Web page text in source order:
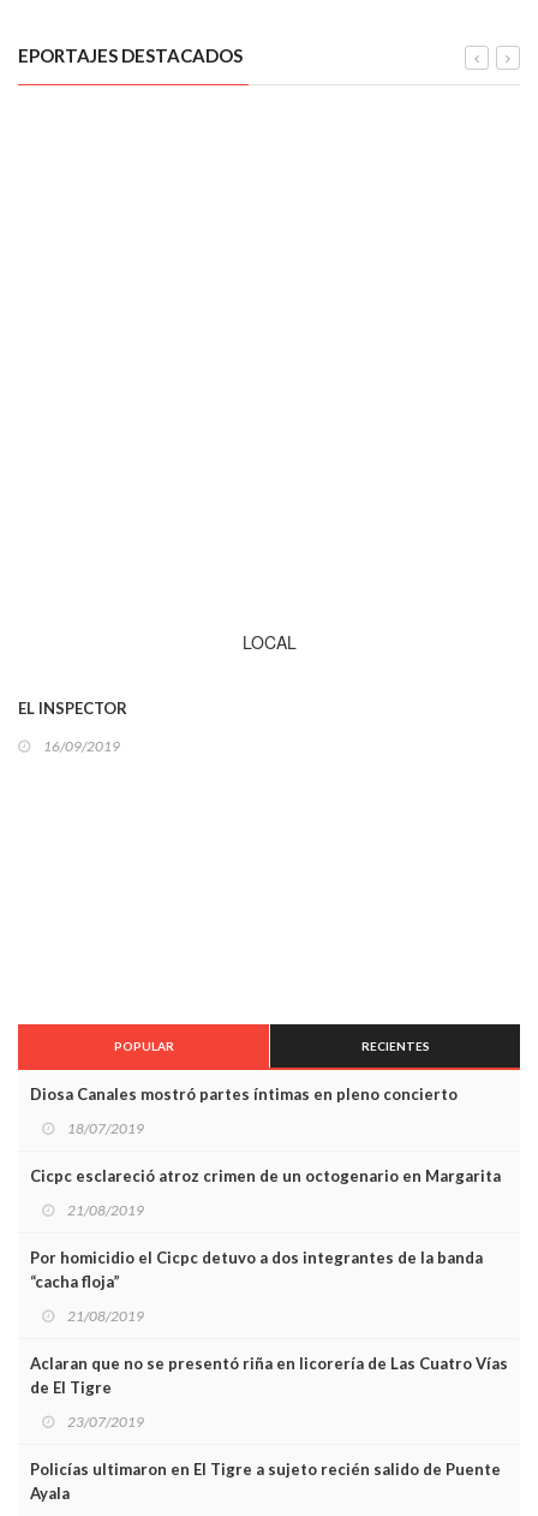
EPORTAJES DESTACADOS
LOCAL
EL INSPECTOR
16/09/2019
POPULAR RECIENTES
Diosa Canales mostró partes íntimas en pleno concierto
18/07/2019
Cicpc esclareció atroz crimen de un octogenario en Margarita
21/08/2019
Por homicidio el Cicpc detuvo a dos integrantes de la banda
“cacha floja”
21/08/2019
Aclaran que no se presentó riña en licorería de Las Cuatro Vías
de El Tigre
23/07/2019
Policías ultimaron en El Tigre a sujeto recién salido de Puente
Ayala